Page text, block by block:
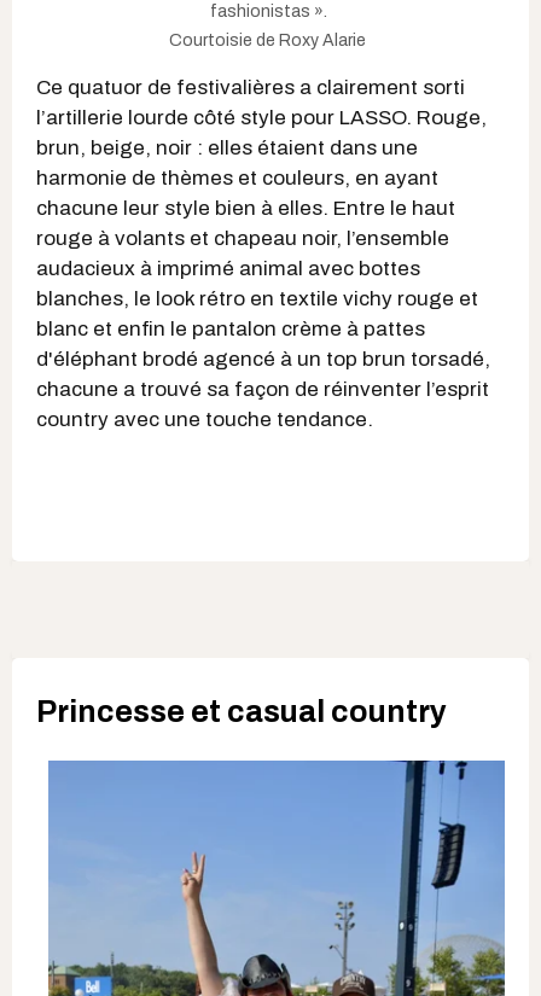
fashionistas ».
Courtoisie de Roxy Alarie
Ce quatuor de festivalières a clairement sorti
l’artillerie lourde côté style pour LASSO. Rouge,
brun, beige, noir : elles étaient dans une
harmonie de thèmes et couleurs, en ayant
chacune leur style bien à elles. Entre le haut
rouge à volants et chapeau noir, l’ensemble
audacieux à imprimé animal avec bottes
blanches, le look rétro en textile vichy rouge et
blanc et enfin le pantalon crème à pattes
d'éléphant brodé agencé à un top brun torsadé,
chacune a trouvé sa façon de réinventer l’esprit
country avec une touche tendance.
Princesse et casual country